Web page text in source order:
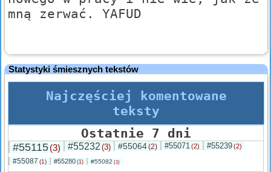
mną zerwać. YAFUD
Statystyki śmiesznych tekstów
Najczęściej komentowane
teksty
Ostatnie 7 dni
#55115(3) #55232 (3) #55064(2) #55071(2) #55239(2)
#55087 (1) #55280 (1) #55082 (1)